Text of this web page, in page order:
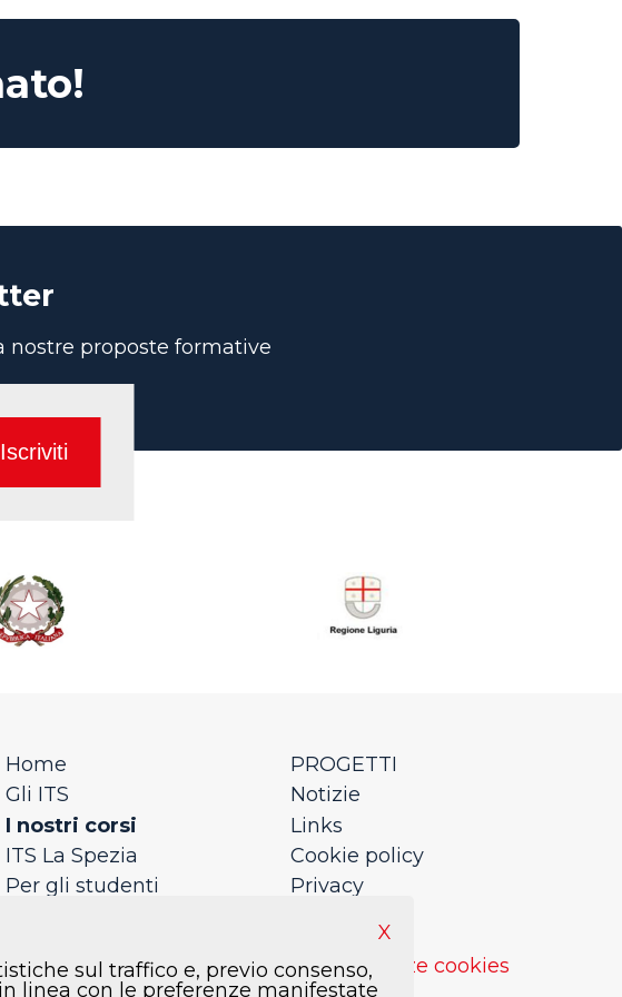
nostre proposte formative
Iscriviti
Home
Gli ITS
I nostri corsi
ITS La Spezia
Per gli studenti
Contatti
PROGETTI
Notizie
Links
Cookie policy
Privacy
Preferenze cookies
X
sul traffico e, previo consenso,
linea con le preferenze manifestate